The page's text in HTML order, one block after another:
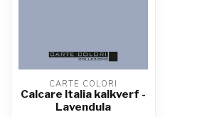
CARTE COLORI
Calcare Italia kalkverf -
Lavendula